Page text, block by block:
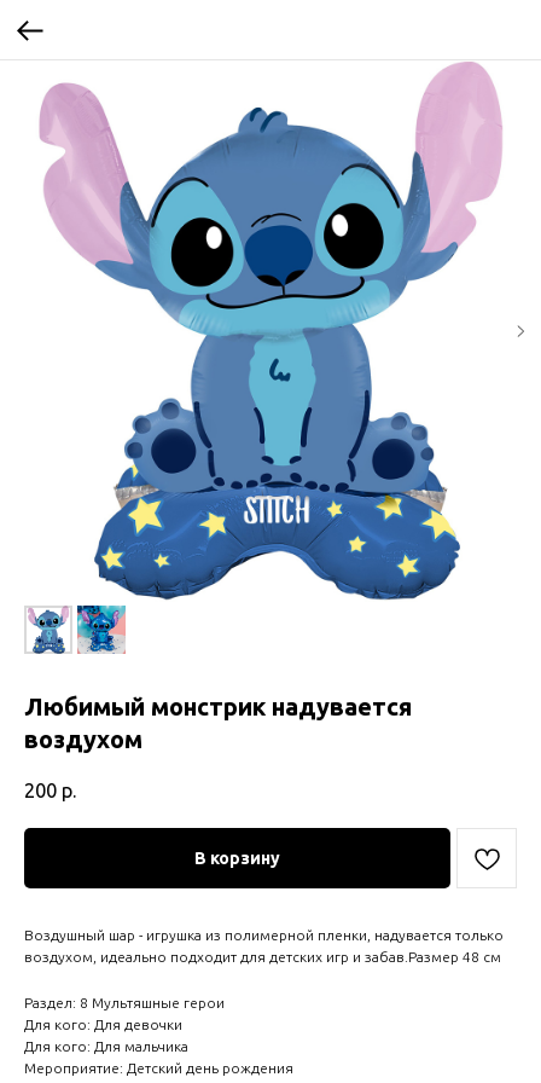
Любимый монстрик надувается
воздухом
200 р.
В корзину
Воздушный шар - игрушка из полимерной пленки, надувается только
воздухом, идеально подходит для детских игр и забав.Размер 48 см
Раздел: 8 Мультяшные герои
Для кого: Для девочки
Для кого: Для мальчика
Мероприятие: Детский день рождения